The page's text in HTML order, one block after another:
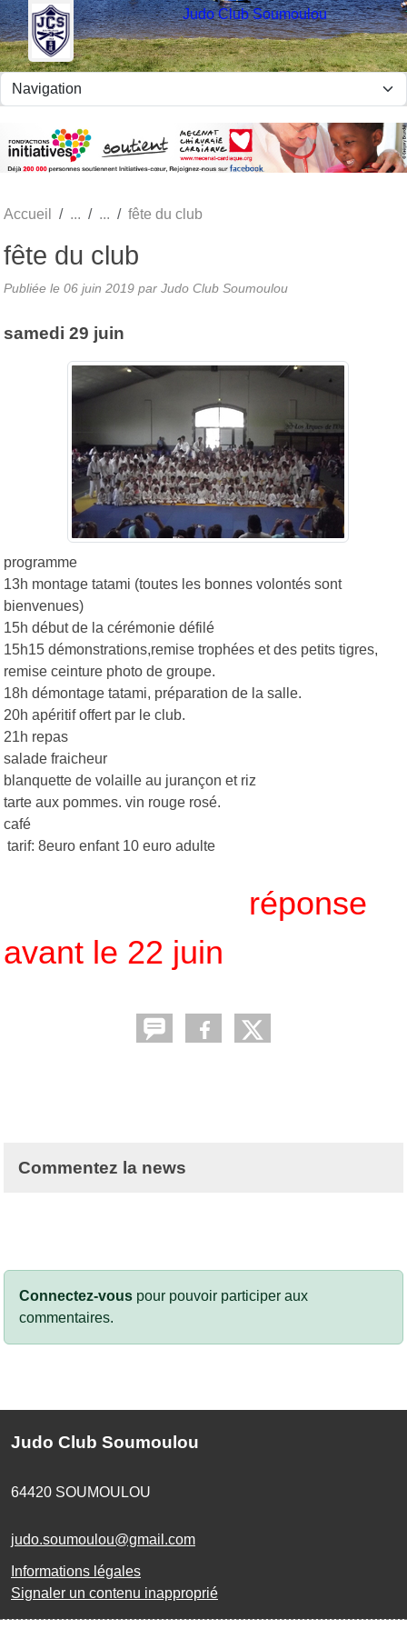
Judo Club Soumoulou
Accueil fête du club
fête du club
Publiée le 06 juin 2019 par Judo Club Soumoulou
samedi 29 juin
programme
13h montage tatami (toutes les bonnes volontés sont
bienvenues)
15h début de la cérémonie défilé
15h15 démonstrations,remise trophées et des petits tigres,
remise ceinture photo de groupe.
18h démontage tatami, préparation de la salle.
20h apéritif offert par le club.
21h repas
salade fraicheur
blanquette de volaille au jurançon et riz
tarte aux pommes. vin rouge rosé.
café
tarif: 8euro enfant 10 euro adulte
réponse
avant le 22 juin
Commentez la news
Connectez-vous pour pouvoir participer aux
commentaires.
Judo Club Soumoulou
64420 SOUMOULOU
judo.soumoulou@gmail.com
Informations légales
Signaler un contenu inapproprié
Panneau de gestion des cookies